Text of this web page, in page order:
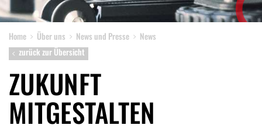
Home Über uns News und Presse
News
zurück zur Übersicht
ZUKUNFT
MITGESTALTEN